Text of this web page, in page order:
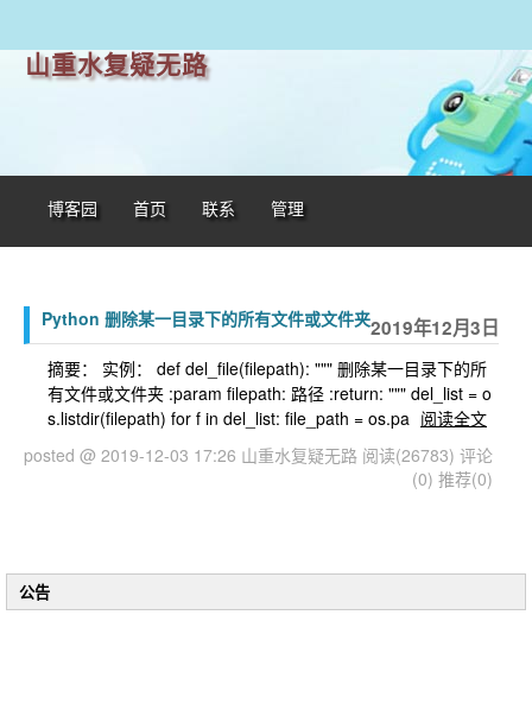
山重水复疑无路
博客园 首页 联系 管理
2019年12月3日
Python 删除某一目录下的所有文件或文件夹
摘要： 实例： def del_file(filepath): """ 删除某一目录下的所
有文件或文件夹 :param filepath: 路径 :return: """ del_list = o
s.listdir(filepath) for f in del_list: file_path = os.pa 阅读全文
posted @ 2019-12-03 17:26 山重水复疑无路 阅读(26783) 评论
(0) 推荐(0)
公告